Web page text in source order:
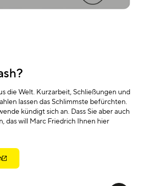
die Welt. Kurzarbeit, Schließungen und
lassen das Schlimmste befürchten.
kündigt sich an. Dass Sie aber auch
das will Marc Friedrich Ihnen hier